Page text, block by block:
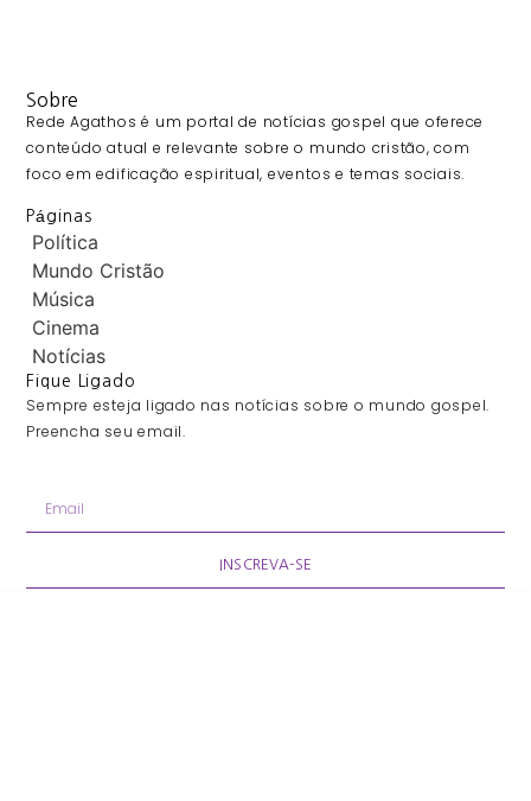
Sobre
Rede Agathos é um portal de notícias gospel que oferece
conteúdo atual e relevante sobre o mundo cristão, com
foco em edificação espiritual, eventos e temas sociais.
Páginas
Política
Mundo Cristão
Música
Cinema
Notícias
Fique Ligado
Sempre esteja ligado nas notícias sobre o mundo gospel.
Preencha seu email.
INSCREVA-SE